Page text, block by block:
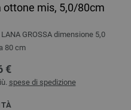
ottone mis, 5,0/80cm
GROSSA dimensione 5,0
80 cm
€
spese di spedizione